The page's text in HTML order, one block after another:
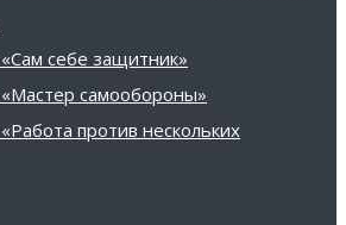
себе защитник»
самообороны»
против нескольких